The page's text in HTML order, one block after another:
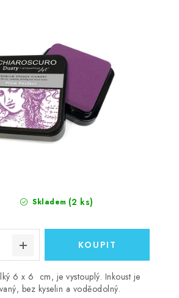
Skladem (2 ks)
6 x 6 cm, je vystouplý. Inkoust je
bez kyselin a voděodolný.